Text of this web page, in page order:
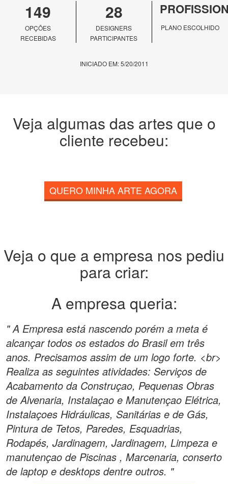
149
OPÇÕES
RECEBIDAS
28
DESIGNERS
PARTICIPANTES
PLANO ESCOLHIDO
INICIADO EM: 5/20/2011
Veja algumas das artes que o
cliente recebeu:
QUERO MINHA ARTE AGORA
Veja o que a empresa nos pediu
para criar:
A empresa queria:
" A Empresa está nascendo porém a meta é
alcançar todos os estados do Brasil em três
anos. Precisamos assim de um logo forte. <br>
Realiza as seguintes atividades: Serviços de
Acabamento da Construçao, Pequenas Obras
de Alvenaria, Instalaçao e Manutençao Elétrica,
Instalaçoes Hidráulicas, Sanitárias e de Gás,
Pintura de Tetos, Paredes, Esquadrias,
Rodapés, Jardinagem, Jardinagem, Limpeza e
manutençao de Piscinas , Marcenaria, conserto
de laptop e desktops dentre outros. "